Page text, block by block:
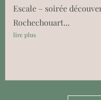
Escale – soirée
Rochechouart...
lire plus